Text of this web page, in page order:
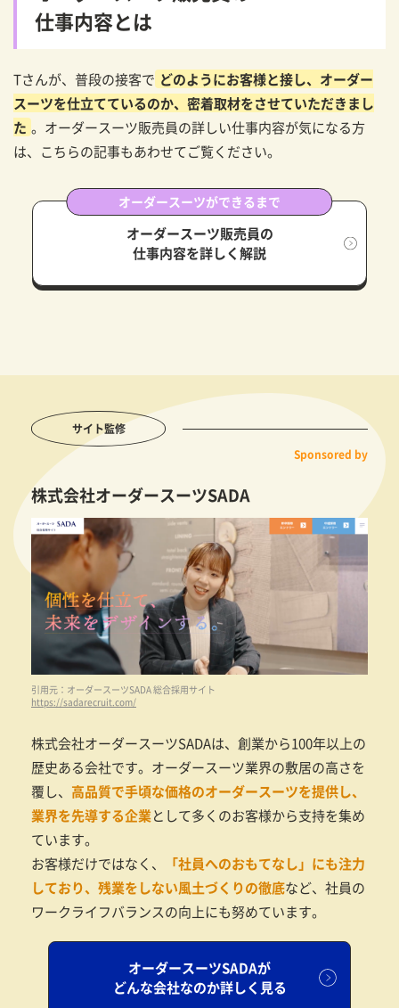
仕事内容とは
Tさんが、普段の接客で どのようにお客様と接し、オーダー
スーツを仕立てているのか、密着取材をさせていただきまし
た 。オーダースーツ販売員の詳しい仕事内容が気になる方
は、こちらの記事もあわせてご覧ください。
オーダースーツができるまで
オーダースーツ販売員の
仕事内容を詳しく解説
サイト監修
Sponsored by
株式会社オーダースーツSADA
引用元：オーダースーツSADA 総合採用サイト
https://sadarecruit.com/
株式会社オーダースーツSADAは、創業から100年以上の
歴史ある会社です。オーダースーツ業界の敷居の高さを
覆し、 高品質で手頃な価格のオーダースーツを提供し、
業界を先導する企業として多くのお客様から支持を集め
ています。
お客様だけではなく、
「社員へのおもてなし」にも注力
しており、残業をしない風土づくりの徹底など、社員の
ワークライフバランスの向上にも努めています。
オーダースーツSADAが
どんな会社なのか詳しく見る